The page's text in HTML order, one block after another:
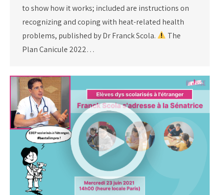
to show how it works; included are instructions on
recognizing and coping with heat-related health
problems, published by Dr Franck Scola.
The
Plan Canicule 2022…